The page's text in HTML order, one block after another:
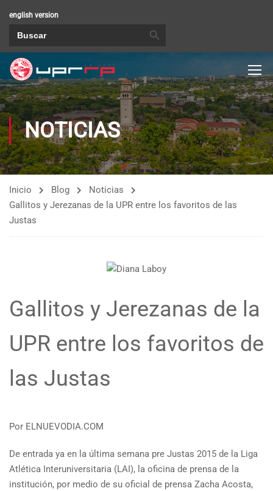
english version
NOTICIAS
Inicio Blog
Noticias
Gallitos y Jerezanas de la UPR entre los favoritos de las
Justas
Gallitos y Jerezanas de la
UPR entre los favoritos de
las Justas
Por ELNUEVODIA.COM
De entrada ya en la última semana pre Justas 2015 de la Liga
Atlética Interuniversitaria (LAI), la oficina de prensa de la
institución, por medio de su oficial de prensa Zacha Acosta,